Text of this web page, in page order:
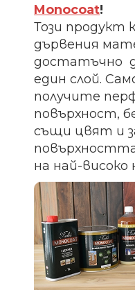
Monocoat!
Този продукт
дървения
достатъчно
един слой.
получите
повърхност,
същи цвят и
на най-високо